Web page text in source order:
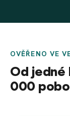
OVĚŘENO VE
Od jedné
000